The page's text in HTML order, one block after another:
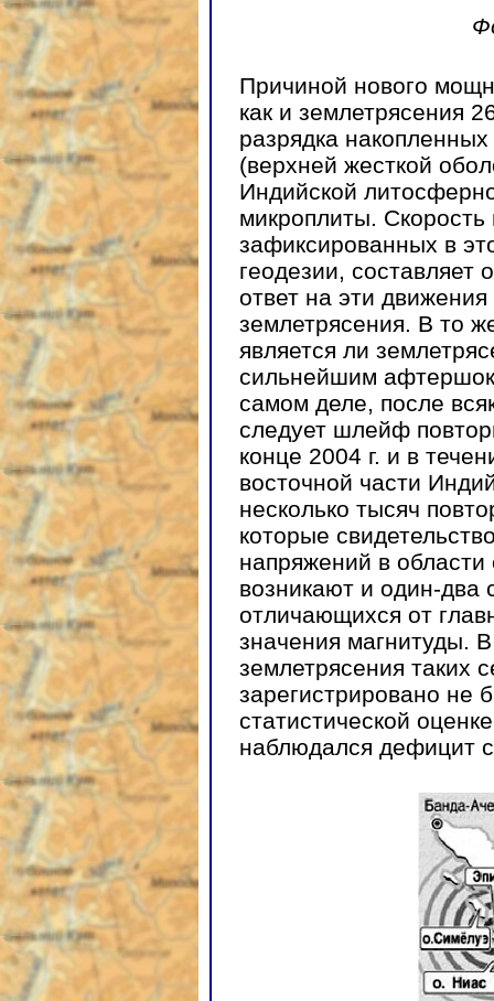
Причиной нового
как и землетрясения
разрядка
(верхней жесткой
Индийской
микроплиты.
зафиксированных в
геодезии, составляет
ответ на эти
землетрясения. В то
является ли
сильнейшим
самом деле, после
следует шлейф
конце 2004 г. и в
восточной части
несколько тысяч
которые
напряжений в области
возникают и один-два
отличающихся от
значения магнитуды.
землетрясения таких
зарегистрировано не
статистической
наблюдался дефицит